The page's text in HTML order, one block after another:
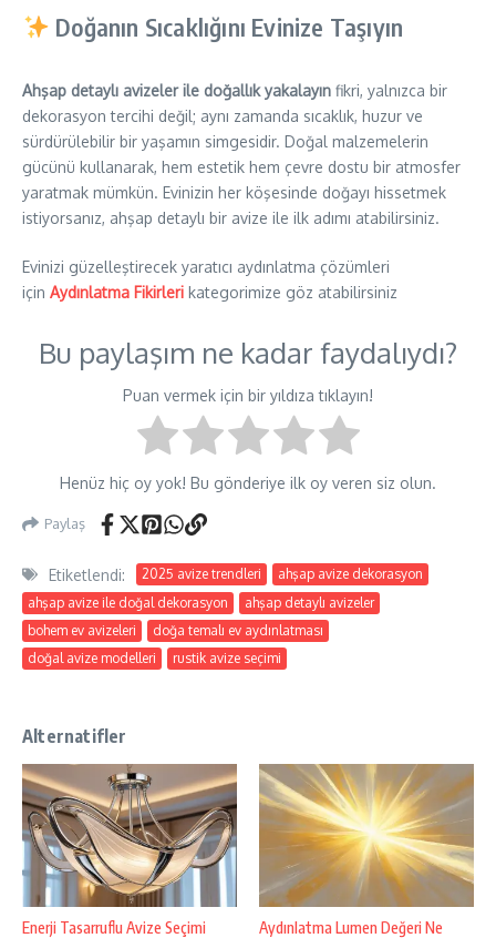
Doğanın Sıcaklığını Evinize Taşıyın
Ahşap detaylı avizeler ile doğallık yakalayın fikri, yalnızca bir
dekorasyon tercihi değil; aynı zamanda sıcaklık, huzur ve
sürdürülebilir bir yaşamın simgesidir. Doğal malzemelerin
gücünü kullanarak, hem estetik hem çevre dostu bir atmosfer
yaratmak mümkün. Evinizin her köşesinde doğayı hissetmek
istiyorsanız, ahşap detaylı bir avize ile ilk adımı atabilirsiniz.
Evinizi güzelleştirecek yaratıcı aydınlatma çözümleri
için Aydınlatma Fikirleri kategorimize göz atabilirsiniz
Bu paylaşım ne kadar faydalıydı?
Puan vermek için bir yıldıza tıklayın!
Henüz hiç oy yok! Bu gönderiye ilk oy veren siz olun.
Paylaş
Etiketlendi: 2025 avize trendleri
ahşap avize dekorasyon
ahşap avize ile doğal dekorasyon
ahşap detaylı avizeler
bohem ev avizeleri
doğa temalı ev aydınlatması
doğal avize modelleri
rustik avize seçimi
Alternatifler
Enerji Tasarruflu Avize Seçimi Aydınlatma Lumen Değeri Ne